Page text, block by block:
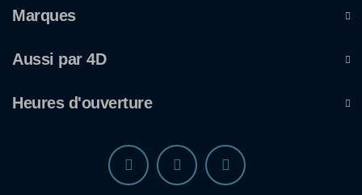
Marques
Aussi par 4D
Heures d'ouverture